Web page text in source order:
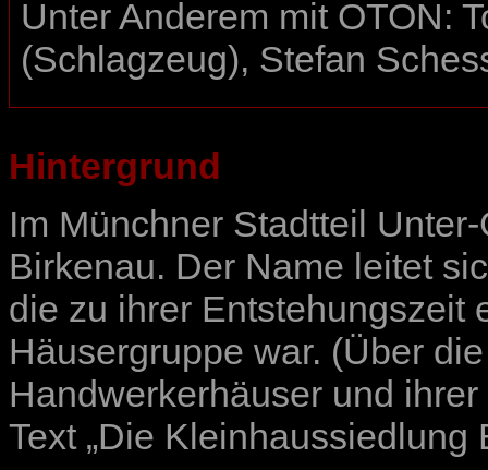
Unter Anderem mit OTON:
(Schlagzeug), Stefan
Hintergrund
Im Münchner Stadtteil
Birkenau. Der Name leitet
die zu ihrer Entstehungszeit
Häusergruppe war. (Über
Handwerkerhäuser und
Text „Die Kleinhaussiedlung